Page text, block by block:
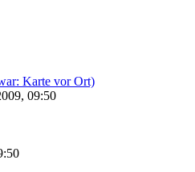
Karte vor Ort)
09:50